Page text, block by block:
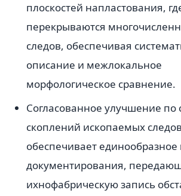
плоскостей напластования,
перекрываются
следов, обеспечивая
описание и межлокальное
морфологическое сравнение.
Согласованное улучшение по
скоплений ископаемых следов
обеспечивает единообразное
документирования,
ихнофабрическую запись